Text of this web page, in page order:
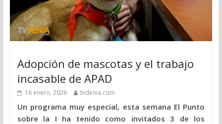
Adopción de mascotas y el trabajo
incasable de APAD
16 enero, 2026 tvdenia.com
Un programa muy especial, esta semana El Punto
sobre la I ha tenido como invitados 3 de los